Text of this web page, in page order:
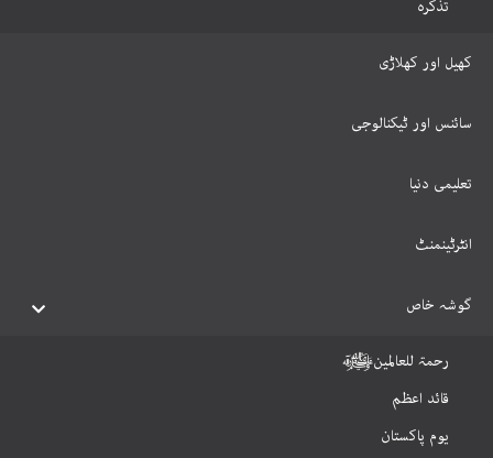
تذکرہ
کھیل اور کھلاڑی
سائنس اور ٹیکنالوجی
تعلیمی دنیا
انٹرٹینمنٹ
گوشہ خاص
رحمۃ للعالمینﷺ
قائد اعظم
یوم پاکستان